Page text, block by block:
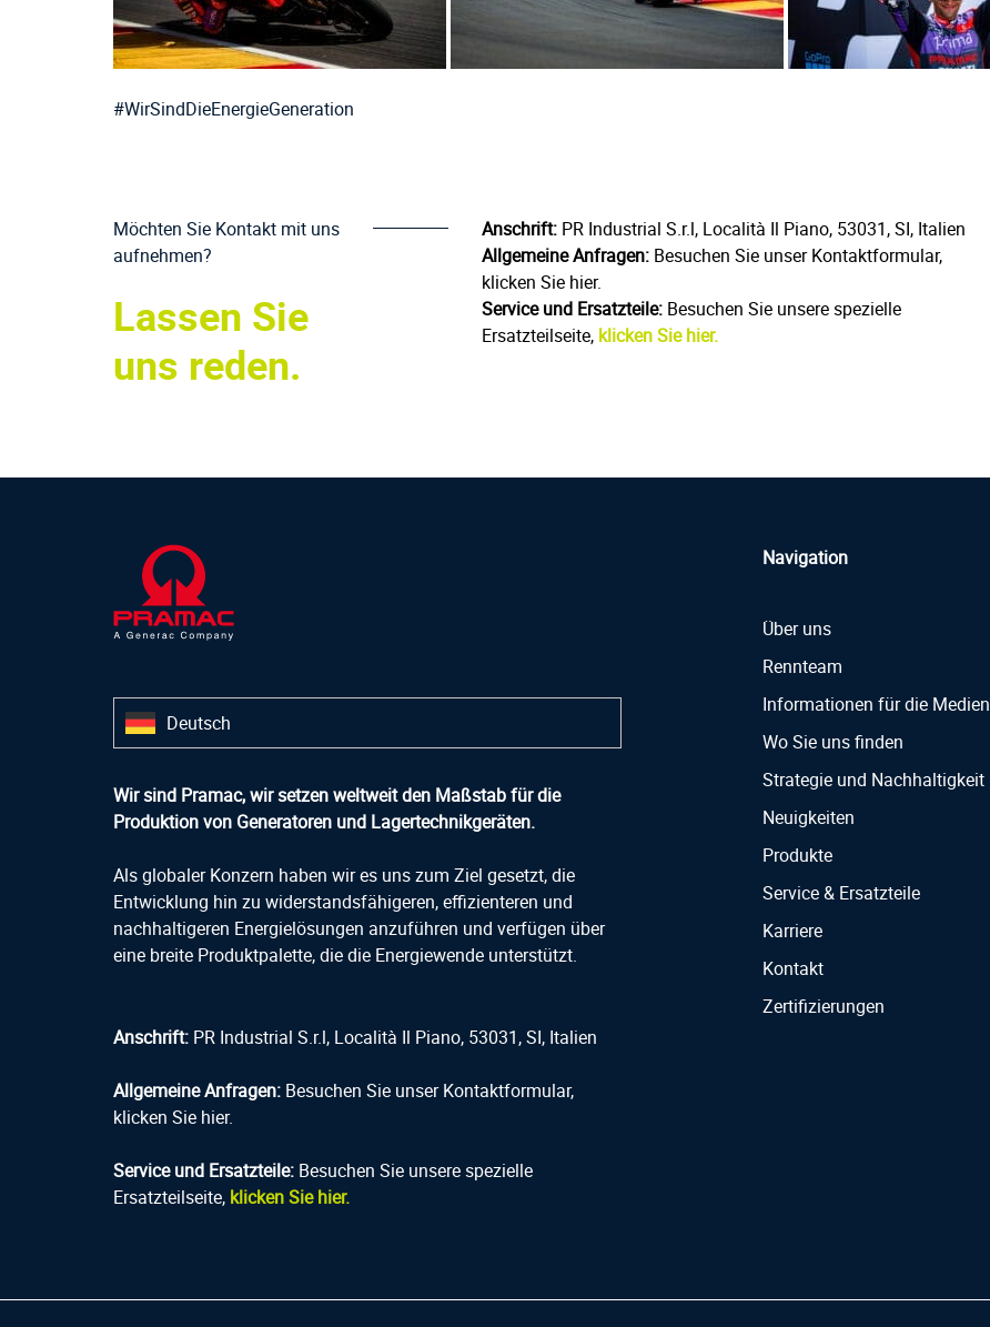
#WirSindDieEnergieGeneration
Möchten Sie Kontakt mit uns
aufnehmen?
Lassen Sie
uns reden.
Anschrift: PR Industrial S.r.l, Località Il Piano, 53031, SI, Italien
Allgemeine Anfragen: Besuchen Sie unser Kontaktformular,
klicken Sie hier.
Service und Ersatzteile: Besuchen Sie unsere spezielle
Ersatzteilseite, klicken Sie hier.
Deutsch
Wir sind Pramac, wir setzen weltweit den Maßstab für die
Produktion von Generatoren und Lagertechnikgeräten.
Als globaler Konzern haben wir es uns zum Ziel gesetzt, die
Entwicklung hin zu widerstandsfähigeren, effizienteren und
nachhaltigeren Energielösungen anzuführen und verfügen über
eine breite Produktpalette, die die Energiewende unterstützt.
Anschrift: PR Industrial S.r.l, Località Il Piano, 53031, SI, Italien
Allgemeine Anfragen: Besuchen Sie unser Kontaktformular,
klicken Sie hier.
Service und Ersatzteile: Besuchen Sie unsere spezielle
Ersatzteilseite, klicken Sie hier.
Navigation
Über uns
Rennteam
Informationen für die Medien
Wo Sie uns finden
Strategie und Nachhaltigkeit
Neuigkeiten
Produkte
Service & Ersatzteile
Karriere
Kontakt
Zertifizierungen